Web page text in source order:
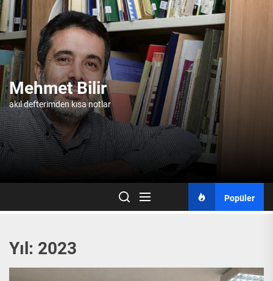
Skip
to
the
content
Mehmet Bilir
akıl defterimden kısa notlar
Popüler
Yıl: 2023